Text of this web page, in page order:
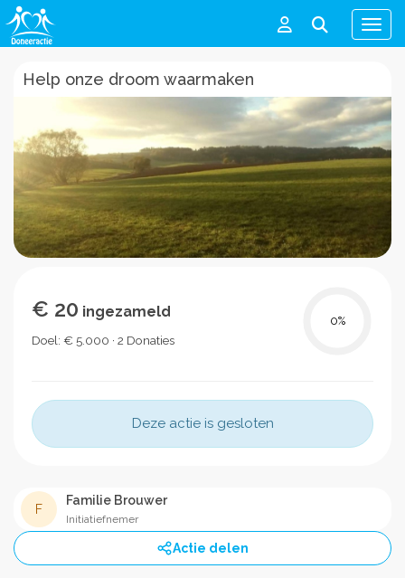
Menu
Help onze droom waarmaken
€ 20 ingezameld
Doel: € 5.000 · 2 Donaties
0%
Deze actie is gesloten
F
Familie Brouwer
Initiatiefnemer
Actie delen